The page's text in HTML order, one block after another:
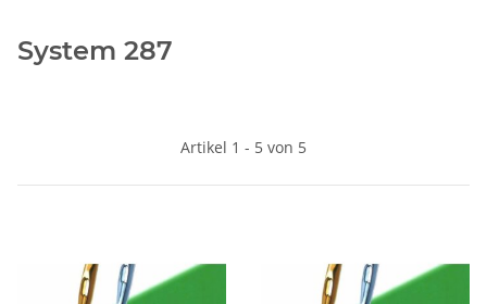
System 287
Artikel 1 - 5 von 5